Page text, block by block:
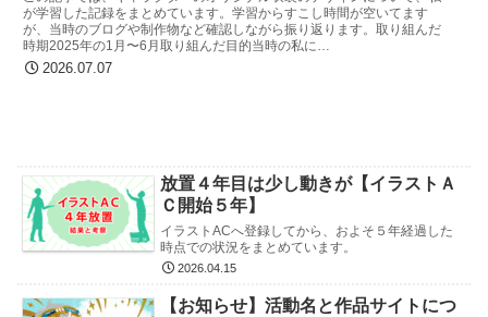
が学習した記録をまとめています。学習からすこし時間が空いてます
が、当時のブログや制作物など確認しながら振り返ります。取り組んだ
時期2025年の1月〜6月取り組んだ目的当時の私に…
2026.07.07
放置４年目は少し動きが【イラストＡ
Ｃ開始５年】
イラストACへ登録してから、およそ５年経過した
時点での状況をまとめています。
2026.04.15
【お知らせ】活動名と作品サイトにつ